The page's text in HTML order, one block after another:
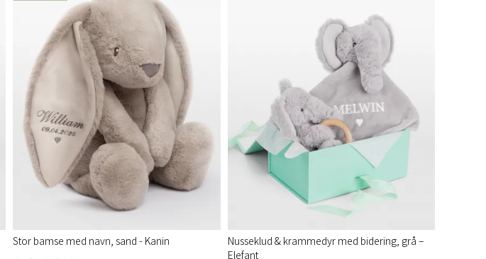
Stor bamse med navn, sand - Kanin
Nusseklud & krammedyr med bidering, grå –
Elefant